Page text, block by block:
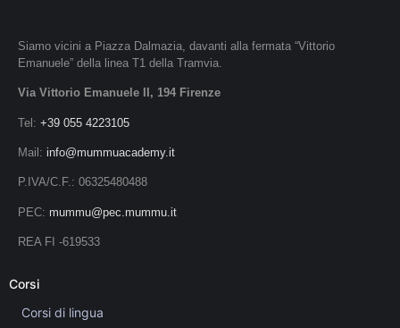
Siamo vicini a Piazza Dalmazia, davanti alla fermata “Vittorio
Emanuele” della linea T1 della Tramvia.
Via Vittorio Emanuele II, 194 Firenze
Tel: +39 055 4223105
Mail: info@mummuacademy.it
P.IVA/C.F.: 06325480488
PEC: mummu@pec.mummu.it
REA FI -619533
Corsi
Corsi di lingua